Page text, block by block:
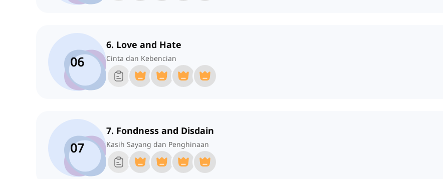
06
6. Love and Hate
Cinta dan Kebencian
07
7. Fondness and Disdain
Kasih Sayang dan Penghinaan